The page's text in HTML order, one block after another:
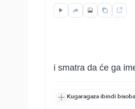
i smatra da će ga
Kugaragaza ibindi